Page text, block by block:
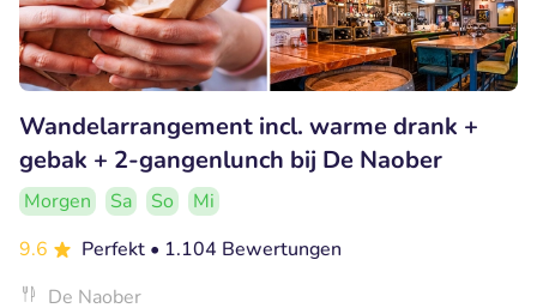
Wandelarrangement incl. warme drank +
gebak + 2-gangenlunch bij De Naober
Morgen Sa So
Mi
9.6
Perfekt • 1.104 Bewertungen
De Naober